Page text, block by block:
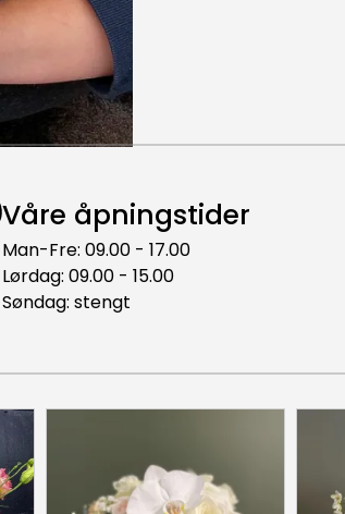
Våre åpningstider
Man-Fre: 09.00 - 17.00
Lørdag: 09.00 - 15.00
Søndag: stengt